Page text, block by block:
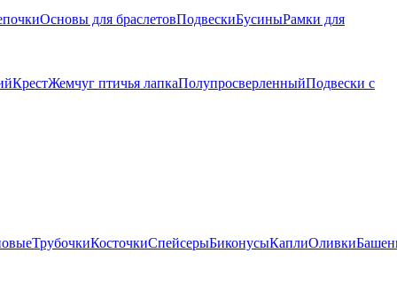
Основы для браслетовПодвескиБусиныРамки для
КрестЖемчуг птичья лапкаПолупросверленныйПодвески с
ТрубочкиКосточкиСпейсерыБиконусыКаплиОливки